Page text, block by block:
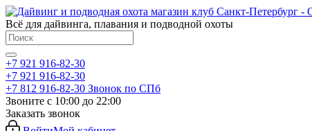
Всё для дайвинга, плавания и подводной охоты
+7 921 916-82-30
+7 921 916-82-30
+7 812 916-82-30 Звонок по СПб
Звоните с 10:00 до 22:00
Заказать звонок